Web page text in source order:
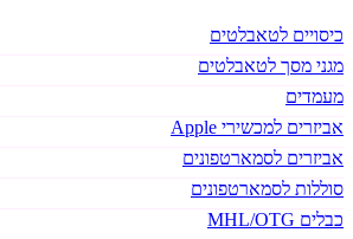
כיסויים לטאבלטים
מגני מסך לטאבלטים
מעמדים
אביזרים למכשירי Apple
אביזרים לסמארטפונים
סוללות לסמארטפונים
כבלים MHL/OTG